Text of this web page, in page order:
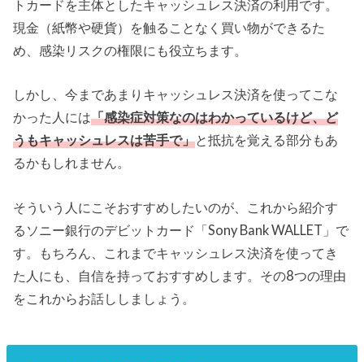
トカードを主体としたキャッシュレス決済の利用です。
現金（紙幣や硬貨）を触ることなく買い物ができるた
め、感染リスクの権限にも役立ちます。
しかし、今まであまりキャッシュレス決済を使ってこな
かった人には「感染症対策なのはわかっているけど、ど
うもキャッシュレスは苦手で」と抵抗を覚える部分もあ
るかもしれません。
そういう人にこそおすすめしたいのが、これから紹介す
るソニー銀行のデビットカード「Sony Bank WALLET」で
す。もちろん、これまでキャッシュレス決済を使ってき
た人にも、自信を持っておすすめします。その8つの理由
をこれからお話ししましょう。